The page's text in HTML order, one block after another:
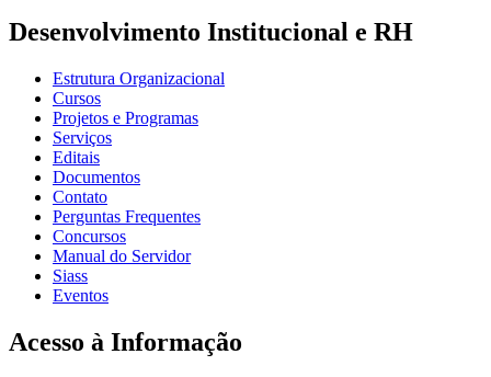
Desenvolvimento Institucional e RH
Estrutura Organizacional
Cursos
Projetos e Programas
Serviços
Editais
Documentos
Contato
Perguntas Frequentes
Concursos
Manual do Servidor
Siass
Eventos
Acesso à Informação